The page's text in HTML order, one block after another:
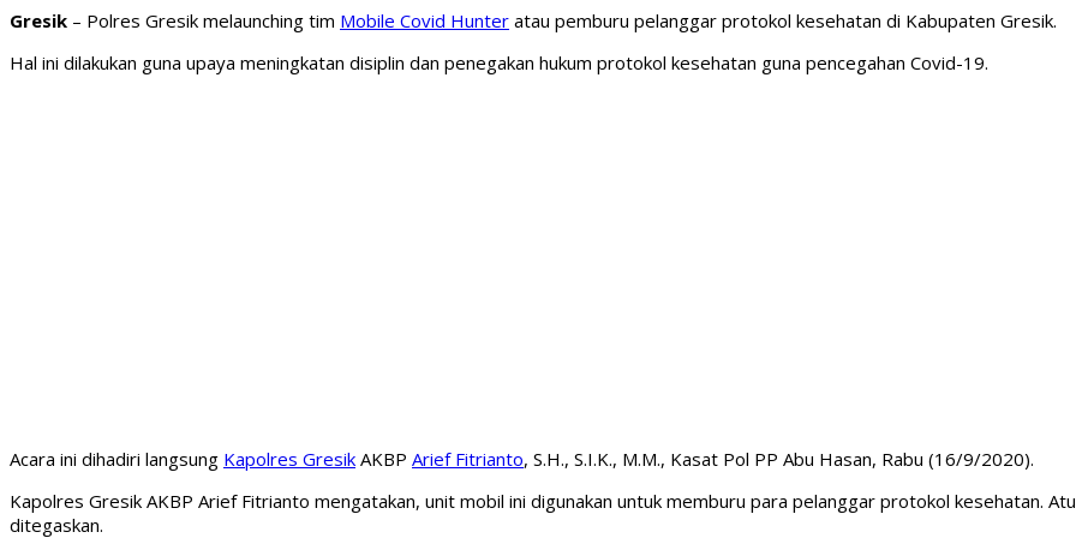
Gresik – Polres Gresik melaunching tim Mobile Covid Hunter atau pemburu pelanggar protokol kesehatan di Kabupaten Gresik.
Hal ini dilakukan guna upaya meningkatan disiplin dan penegakan hukum protokol kesehatan guna pencegahan Covid-19.
Acara ini dihadiri langsung Kapolres Gresik AKBP Arief Fitrianto, S.H., S.I.K., M.M., Kasat Pol PP Abu Hasan, Rabu (16/9/2020).
Kapolres Gresik AKBP Arief Fitrianto mengatakan, unit mobil ini digunakan untuk memburu para pelanggar protokol kesehatan.
ditegaskan.